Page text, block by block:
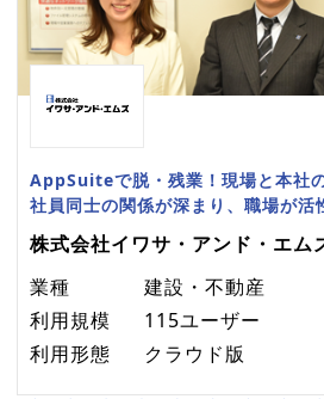
AppSuiteで脱・残業！現場と本社
社員同士の関係が深まり、職場が活
株式会社イワサ・アンド・エム
業種
建設・不動産
利用規模
115ユーザー
利用形態
クラウド版